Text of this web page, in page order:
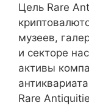
Цель Rare
музеев,
и секторе
активы
Rare